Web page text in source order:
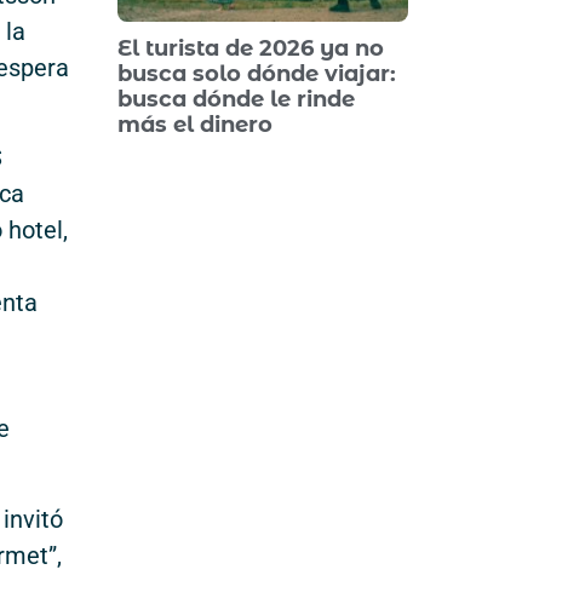
la
hotel,
invitó
El turista de 2026 ya no
busca solo dónde viajar:
busca dónde le rinde
más el dinero